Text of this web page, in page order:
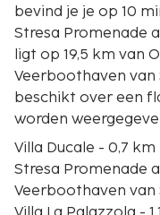
bevind je je op 10
Stresa Promenade aan het
ligt op 19,5 km van
Veerboothaven
beschikt over een
worden
Villa Ducale - 0,7 km
Stresa Promenade
Veerboothaven van